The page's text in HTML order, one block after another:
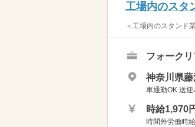
工場内のスタ
＜工場内のスタンド
フォークリ
神奈川県藤
車通勤OK 送
時給1,970
時間外労働時